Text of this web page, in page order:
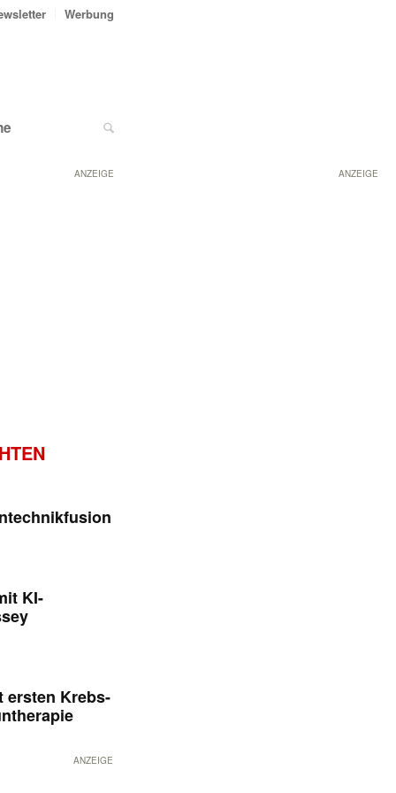
ANZEIGE
Werbung
ANZEIGE
KI-
ersten Krebs-
ANZEIGE